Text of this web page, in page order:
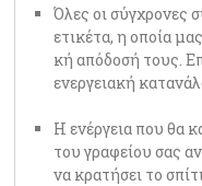
Όλες οι σύγχρονες
ετικέτα, η οποία
κή απόδοσή τους.
ενεργειακή
Η ενέργεια που θα
του γραφείου σας
να κρατήσει το